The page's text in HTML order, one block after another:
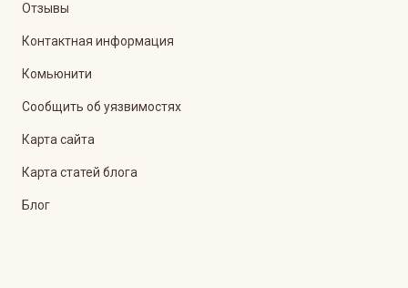
Отзывы
Контактная информация
Комьюнити
Сообщить об уязвимостях
Карта сайта
Карта статей блога
Блог